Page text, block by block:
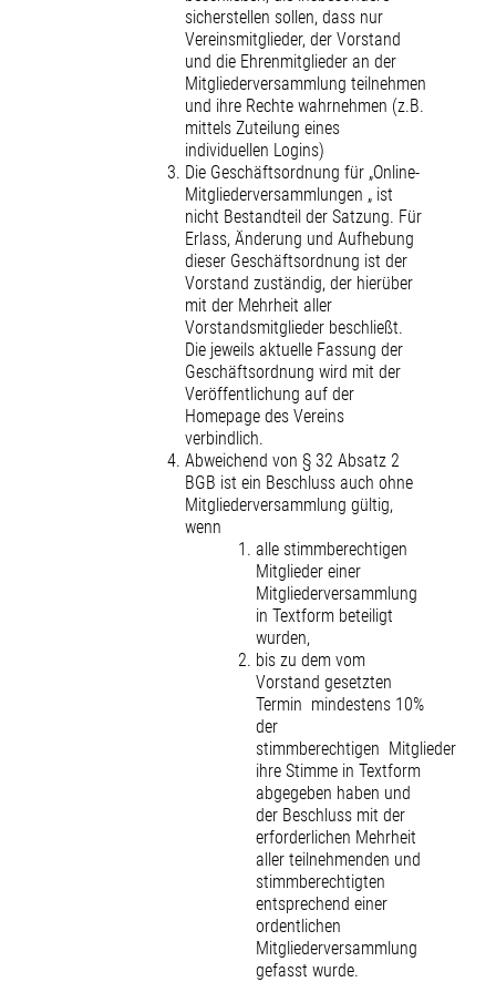
sicherstellen sollen, dass nur
Vereinsmitglieder, der Vorstand
und die Ehrenmitglieder an der
Mitgliederversammlung teilnehmen
und ihre Rechte wahrnehmen (z.B.
mittels Zuteilung eines
individuellen Logins)
Die Geschäftsordnung für „Online-
Mitgliederversammlungen „ ist
nicht Bestandteil der Satzung. Für
Erlass, Änderung und Aufhebung
dieser Geschäftsordnung ist der
Vorstand zuständig, der hierüber
mit der Mehrheit aller
Vorstandsmitglieder beschließt.
Die jeweils aktuelle Fassung der
Geschäftsordnung wird mit der
Veröffentlichung auf der
Homepage des Vereins
verbindlich.
Abweichend von § 32 Absatz 2
BGB ist ein Beschluss auch ohne
Mitgliederversammlung gültig,
wenn
alle stimmberechtigen
Mitglieder einer
Mitgliederversammlung
in Textform beteiligt
wurden,
bis zu dem vom
Vorstand gesetzten
Termin mindestens 10%
der
stimmberechtigen Mitglieder
ihre Stimme in Textform
abgegeben haben und
der Beschluss mit der
erforderlichen Mehrheit
aller teilnehmenden und
stimmberechtigten
entsprechend einer
ordentlichen
Mitgliederversammlung
gefasst wurde.